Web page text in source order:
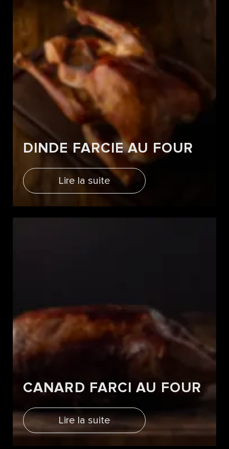
DINDE FARCIE AU FOUR
Lire la suite
CANARD FARCI AU FOUR
Lire la suite